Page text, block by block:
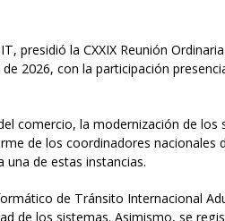
presidió la CXXIX Reunión
2026, con la participación
comercio, la modernización de los
de los coordinadores nacionales
una de estas instancias.
de Tránsito Internacional
de los sistemas. Asimismo, se